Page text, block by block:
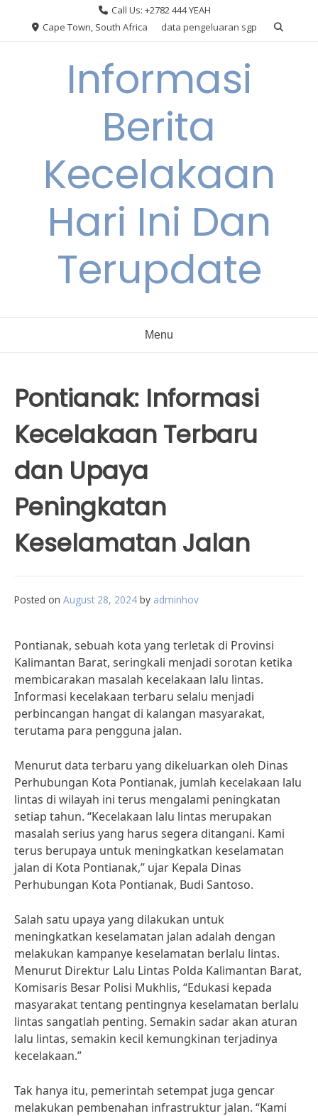
Call Us: +2782 444 YEAH
Cape Town, South Africa
data pengeluaran sgp
Informasi
Berita
Kecelakaan
Hari Ini Dan
Terupdate
Menu
Pontianak: Informasi
Kecelakaan Terbaru
dan Upaya
Peningkatan
Keselamatan Jalan
Posted on August 28, 2024 by adminhov
Pontianak, sebuah kota yang terletak di Provinsi
Kalimantan Barat, seringkali menjadi sorotan ketika
membicarakan masalah kecelakaan lalu lintas.
Informasi kecelakaan terbaru selalu menjadi
perbincangan hangat di kalangan masyarakat,
terutama para pengguna jalan.
Menurut data terbaru yang dikeluarkan oleh Dinas
Perhubungan Kota Pontianak, jumlah kecelakaan lalu
lintas di wilayah ini terus mengalami peningkatan
setiap tahun. “Kecelakaan lalu lintas merupakan
masalah serius yang harus segera ditangani. Kami
terus berupaya untuk meningkatkan keselamatan
jalan di Kota Pontianak,” ujar Kepala Dinas
Perhubungan Kota Pontianak, Budi Santoso.
Salah satu upaya yang dilakukan untuk
meningkatkan keselamatan jalan adalah dengan
melakukan kampanye keselamatan berlalu lintas.
Menurut Direktur Lalu Lintas Polda Kalimantan Barat,
Komisaris Besar Polisi Mukhlis, “Edukasi kepada
masyarakat tentang pentingnya keselamatan berlalu
lintas sangatlah penting. Semakin sadar akan aturan
lalu lintas, semakin kecil kemungkinan terjadinya
kecelakaan.”
Tak hanya itu, pemerintah setempat juga gencar
melakukan pembenahan infrastruktur jalan. “Kami